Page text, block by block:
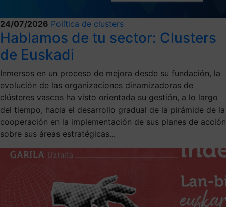
24/07/2026 Política de clusters
Hablamos de tu sector: Clusters
de Euskadi
Inmersos en un proceso de mejora desde su fundación, la
evolución de las organizaciones dinamizadoras de
clústeres vascos ha visto orientada su gestión, a lo largo
del tiempo, hacia el desarrollo gradual de la pirámide de la
cooperación en la implementación de sus planes de acción
sobre sus áreas estratégicas...